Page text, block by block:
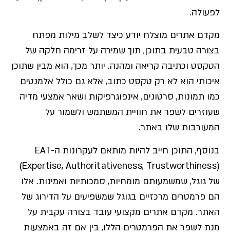
לפעולה.
מקדם אתרים מוצלח יודע כיצד לשלב מילות מפתח
בצורה טבעית בתוכן, תוך שמירה על זרימה חלקה של
הטקסט וכתיבה קריאה ומהנה. יותר מכך, הוא מבין שתוכן
איכותי הוא לא רק טקסט כתוב, אלא גם כולל אלמנטים
כמו תמונות, סרטונים, אינפוגרפיקות ושאר אמצעי מדיה
שעוזרים לשפר את חוויית המשתמש ולשמור על
המעורבות שלו באתר.
בנוסף, התוכן חייב להיות מותאם לעקרונות ה-EAT
(Expertise, Authoritativeness, Trustworthiness)
של גוגל, שמשמעותם מומחיות, סמכותיות ואמינות. אלו
הם פרמטרים מרכזיים בגוגל שמשפיעים על הדירוג של
האתר. מקדם אתרים מקצועי עובד בצורה עקבית על
מנת לשפר את הפרמטרים הללו, בין אם זה באמצעות